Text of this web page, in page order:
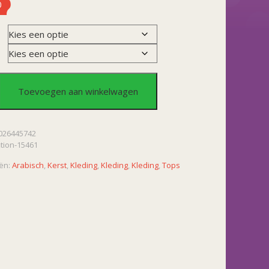
Toevoegen aan winkelwagen
15461
Arabisch,Kerst,Kleding,Kleding,Kleding,Tops